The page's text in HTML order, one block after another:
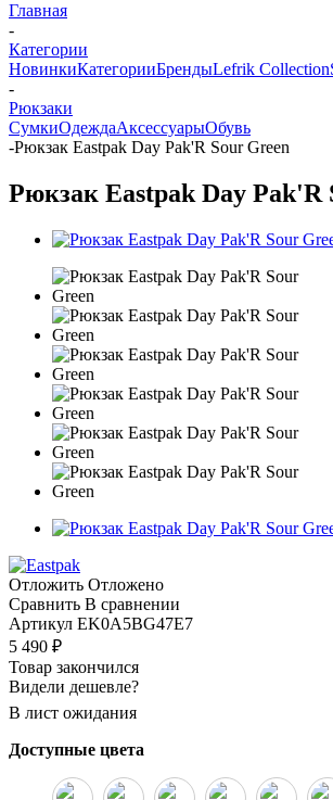
Главная
-
Категории
НовинкиКатегорииБрендыLefrik Collection
-
Рюкзаки
СумкиОдеждаАксессуарыОбувь
-Рюкзак Eastpak Day Pak'R Sour Green
Рюкзак Eastpak Day Pak'R
Отложить Отложено
Сравнить В сравнении
Артикул EK0A5BG47E7
5 490 ₽
Товар закончился
Видели дешевле?
В лист ожидания
Доступные цвета